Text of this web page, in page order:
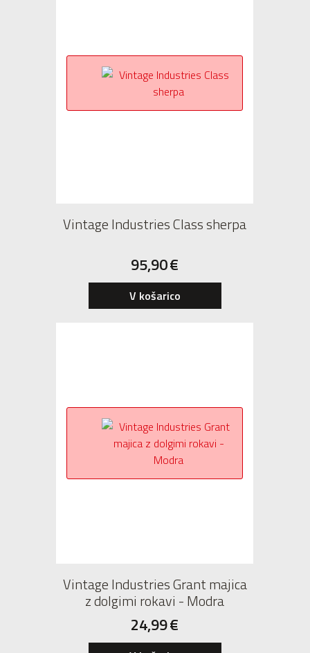
Vintage Industries Class sherpa
95,90€
V košarico
Vintage Industries Grant majica
z dolgimi rokavi - Modra
24,99€